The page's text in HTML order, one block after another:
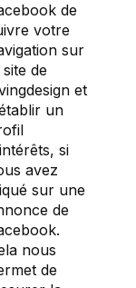
de
votre
sur
site de
et
un
si
avez
sur une
de
nous
de